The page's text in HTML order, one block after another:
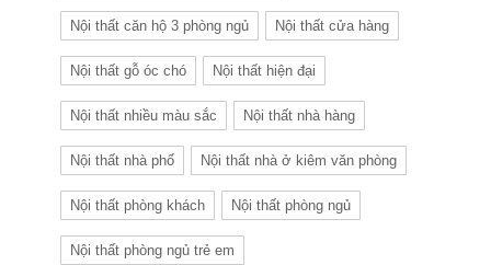
Nội thất căn hộ 3 phòng ngủ Nội thất cửa hàng
Nội thất gỗ óc chó Nội thất hiện đại
Nội thất nhiều màu sắc Nội thất nhà hàng
Nội thất nhà phố Nội thất nhà ở kiêm văn phòng
Nội thất phòng khách Nội thất phòng ngủ
Nội thất phòng ngủ trẻ em